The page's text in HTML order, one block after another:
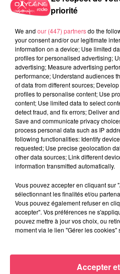
31 juillet 2026
COMBRÉE. AGRESSIONS
HOMME ENTENDU...
priorité
We and our (447) partnersdo the
your consent and/or our legitimate
information on a device; Use limited
profiles for personalised advertising;
advertising; Measure advertising
performance; Understand audiences
of data from different sources;
profiles to personalise content; Use
content; Use limited data to select
detect fraud, and fix errors; Deliver
Save and communicate privacy
process personal data such as IP
following functionalities: Identify
requested; Use precise geolocation
other data sources; Link different
information transmitted automatically.
Vous pouvez accepter en cliquant sur
sélectionnant les finalités et/ou
Vous pouvez également refuser en
accepter". Vos préférences ne
pouvez mettre à jour vos choix, ou
moment via le lien "Gérer les
Accepter